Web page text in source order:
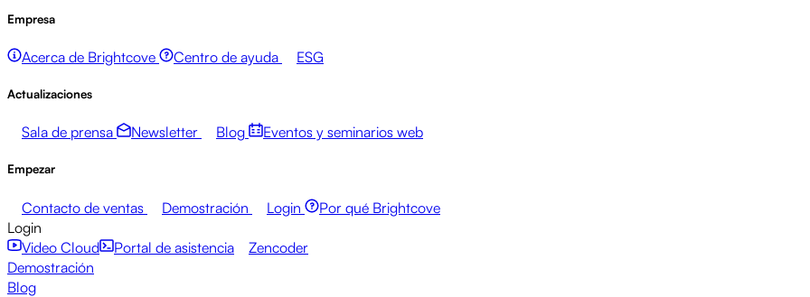
Empresa
Acerca de Brightcove Centro de ayuda ESG
Actualizaciones
Sala de prensa Newsletter Blog Eventos y seminarios web
Empezar
Contacto de ventas Demostración Login
Por qué Brightcove
Login
Video Cloud
Portal de asistencia
Zencoder
Demostración
Blog